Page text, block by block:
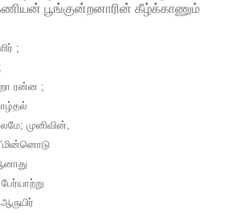
பூங்குன்றனாரின் கீழ்க்காணும்
;
;
ரன்ன ;
; முனிவின்
மின்னொடு
பேர்யாற்று
ஆருயிர்